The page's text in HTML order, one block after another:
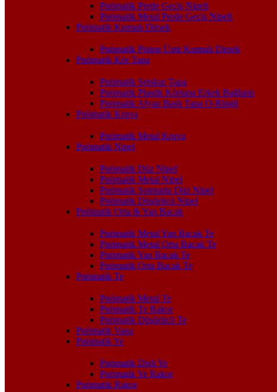
Pnömatik Perde Geçiş Nipeli
Pnömatik Metal Perde Geçiş Nipeli
Pnömatik Kısmalı Dirsek
Pnömatik Piston Üstü Kısmalı Dirsek
Pnömatik Kör Tapa
Pnömatik Setskur Tapa
Pnömatik Plastik Körtapa Erkek Bağlantı
Pnömatik Alyan Başlı Tapa O-Ringli
Pnömatik Kruva
Pnömatik Metal Kruva
Pnömatik Nipel
Pnömatik Düz Nipel
Pnömatik Metal Nipel
Pnömatik Somunlu Düz Nipel
Pnömatik Düşürücü Nipel
Pnömatik Orta & Yan Bacak
Pnömatik Metal Yan Bacak Te
Pnömatik Metal Orta Bacak Te
Pnömatik Yan Bacak Te
Pnömatik Orta Bacak Te
Pnömatik Te
Pnömatik Metal Te
Pnömatik Te Rakor
Pnömatik Düşürücü Te
Pnömatik Vana
Pnömatik Ye
Pnömatik Dişli Ye
Pnömatik Ye Rakor
Pnömatik Rakor